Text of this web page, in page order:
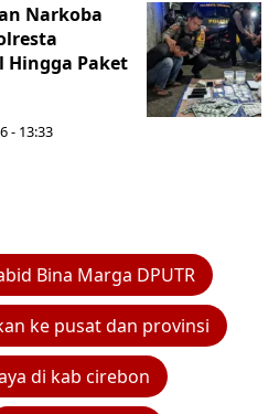
Narkoba
Hingga Paket
- 13:33
Bina Marga DPUTR
ke pusat dan provinsi
di kab cirebon